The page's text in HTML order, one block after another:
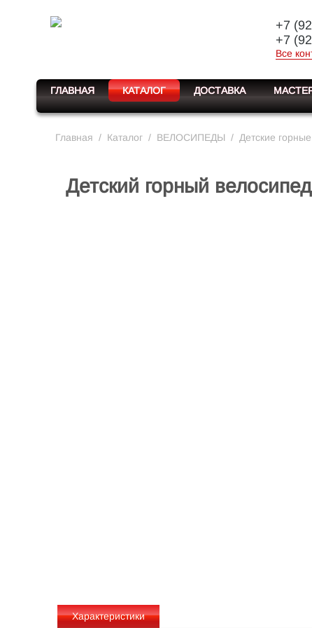
+7
+7
Все
ГЛАВНАЯ КАТАЛОГ ДОСТАВКА
Главная / Каталог / ВЕЛОСИПЕДЫ / Детские
Детский горный
Характеристики